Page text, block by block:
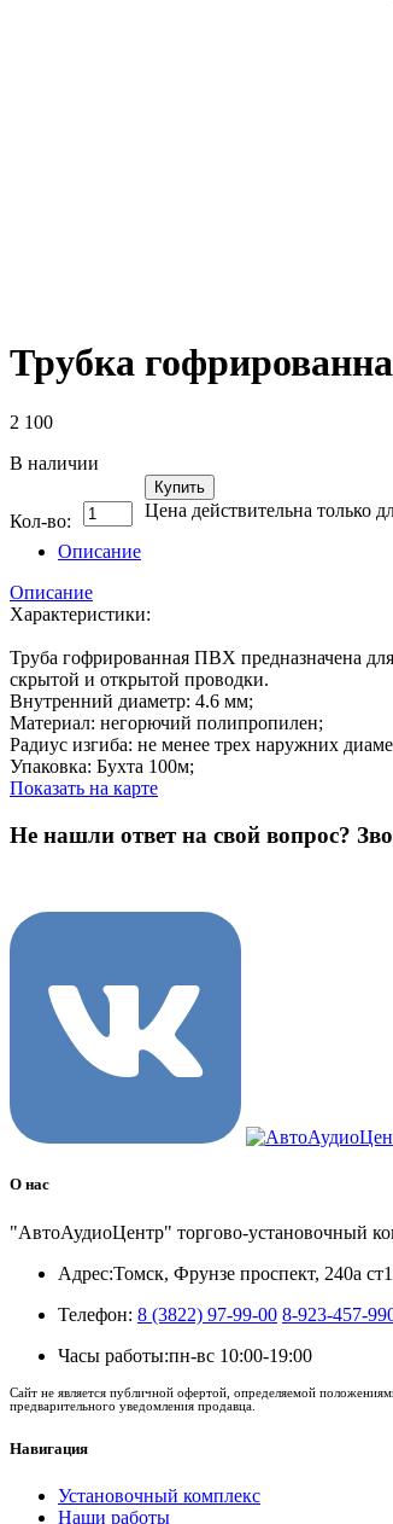
Трубка
2 100
В наличии
Кол-во:
Купить
Цена действительна только
Описание
Описание
Характеристики:
Труба гофрированная ПВХ предназначена
скрытой и открытой проводки.
Внутренний диаметр: 4.6 мм;
Материал: негорючий полипропилен;
Радиус изгиба: не менее трех наружних
Упаковка: Бухта 100м;
Показать на карте
Не нашли ответ на свой вопрос?
О нас
"АвтоАудиоЦентр" торгово-установочный
Адрес:Томск, Фрунзе проспект, 240а ст1
Телефон: 8 (3822) 97-99-00 8-923-457-
Часы работы:пн-вс 10:00-19:00
Сайт не является публичной офертой, определяемой
предварительного уведомления продавца.
Навигация
Установочный комплекс
Наши работы